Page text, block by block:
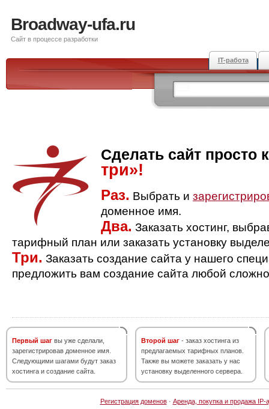
Broadway-ufa.ru
Сайт в процессе разработки
IT-работа
Сделать сайт просто
три»!
Раз. Выбрать и
доменное имя.
Два. Заказать хостинг,
тарифный план или заказать установку
Три. Заказать создание сайта у нашего
предложить вам создание сайта любой
Первый шаг вы уже сделали,
зарегистрировав доменное имя.
Следующими шагами будут заказ
хостинга и создание сайта.
Второй шаг - заказ хостинга из
предлагаемых тарифных планов.
Также вы можете заказать у нас
установку выделенного сервера.
Регистрация доменов· Аренда, покупка и продажа IP-